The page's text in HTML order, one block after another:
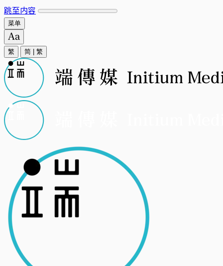
跳至内容
菜单
繁 简 繁